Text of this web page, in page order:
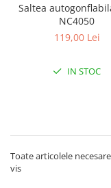
Saltea
NC4050
119,00 Lei
IN STOC
Toate articolele
vis